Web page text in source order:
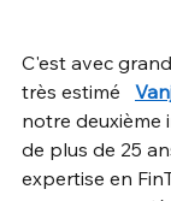
C'est avec
très estimé
notre deuxième
de plus de 25
expertise en